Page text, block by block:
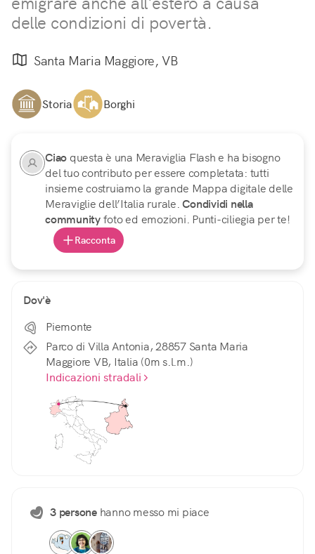
delle condizioni di povertà.
Santa Maria Maggiore, VB
Storia Borghi
Ciao questa è una Meraviglia Flash e ha bisogno
del tuo contributo per essere completata: tutti
insieme costruiamo la grande Mappa digitale delle
Meraviglie dell’Italia rurale.Condividi nella
communityfoto ed emozioni. Punti-ciliegia per te!
Racconta
Dov'è
Piemonte
Parco di Villa Antonia, 28857 Santa Maria
Maggiore VB, Italia (0m s.l.m.)
Indicazioni stradali
3 personehanno messo mi piace